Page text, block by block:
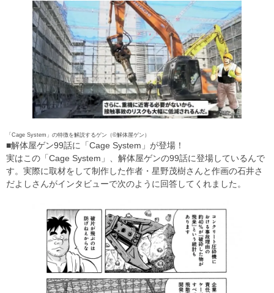
「Cage System」の特徴を解説するゲン（©解体屋ゲン）
■解体屋ゲン99話に「Cage System」が登場！
実はこの「Cage System」、解体屋ゲンの99話に登場しているんで
す。実際に取材をして制作した作者・星野茂樹さんと作画の石井さ
だよしさんがインタビューで次のように回答してくれました。